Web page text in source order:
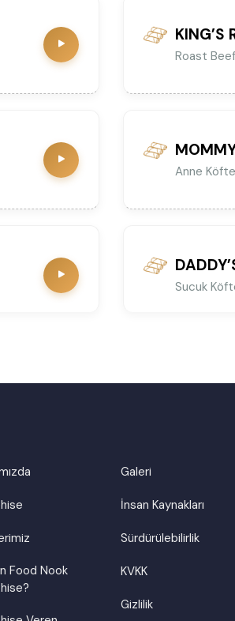
KING’S
Roast
Anne
Sucuk
Food Nook
Galeri
İnsan Kaynakları
Sürdürülebilirlik
KVKK
Gizlilik